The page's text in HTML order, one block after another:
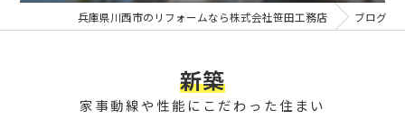
兵庫県川西市のリフォームなら株式会社笹田工務店 ブログ
新築
家事動線や性能にこだわった住まい